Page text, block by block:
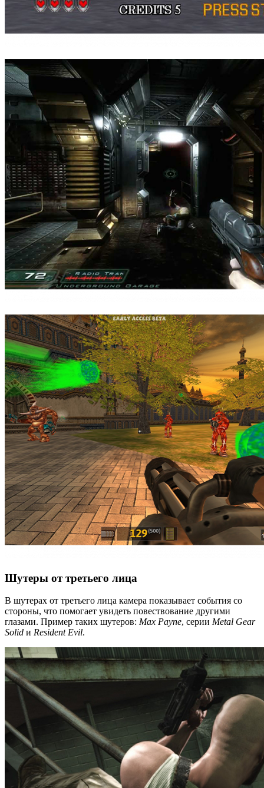
Шутеры от третьего лица
В шутерах от третьего лица камера показывает события со
стороны, что помогает увидеть повествование другими
глазами. Пример таких шутеров: Max Payne, серии Metal Gear
Solid и Resident Evil.